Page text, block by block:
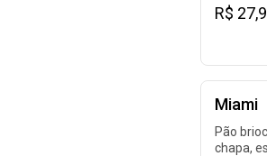
R$
Miami
Pão
chapa,